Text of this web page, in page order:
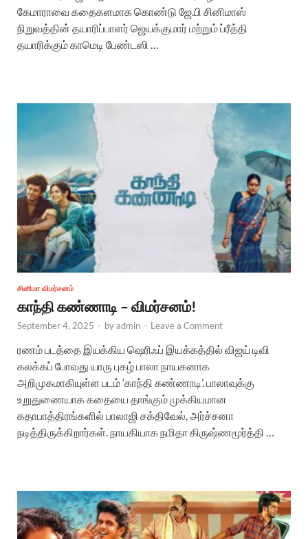
கேமாராவை கதைகளமாக கொண்டு ஜே.பி சினிமாஸ்
நிறுவத்தின் தயாரிப்பாளர் ஜெயக்குமார் மற்றும் ப்ரீத்தி
தயாரிக்கும் காமெடி பேண்டஸி …
சினிமா விமர்சனம்
காந்தி கண்ணாடி – விமர்சனம்!
September 4, 2025 - byadmin - Leave a Comment
ரணம் படத்தை இயக்கிய ஷெரிஃப் இயக்கத்தில் விஜய் டிவி
கலக்கப் போவது யாரு புகழ் பாலா நாயகனாக
அறிமுகமாகியுள்ள படம் ‘காந்தி கண்ணாடி’. பாலாவுக்கு
உறுதுணையாக கதையை தாங்கும் முக்கியமான
கதாபாத்திரங்களில் பாலாஜி சக்திவேல், அர்ச்சனா
நடித்திருக்கிறார்கள். நாயகியாக நமிதா கிருஷ்ணமூர்த்தி …